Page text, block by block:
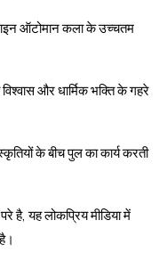
ऑटोमान कला के उच्चतम
और धार्मिक भक्ति के गहरे
के बीच पुल का कार्य करती
है, यह लोकप्रिय मीडिया में